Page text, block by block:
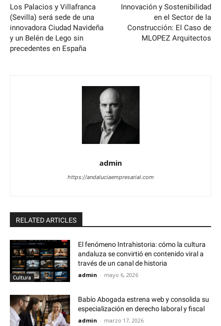
Los Palacios y Villafranca
(Sevilla) será sede de una
innovadora Ciudad Navideña
y un Belén de Lego sin
precedentes en España
Innovación y Sostenibilidad
en el Sector de la
Construcción: El Caso de
MLOPEZ Arquitectos
admin
https://andaluciaempresarial.com
RELATED ARTICLES
Cultura
El fenómeno Intrahistoria: cómo la cultura
andaluza se convirtió en contenido viral a
través de un canal de historia
admin - mayo 6, 2026
Babío Abogada estrena web y consolida su
especialización en derecho laboral y fiscal
admin - marzo 17, 2026